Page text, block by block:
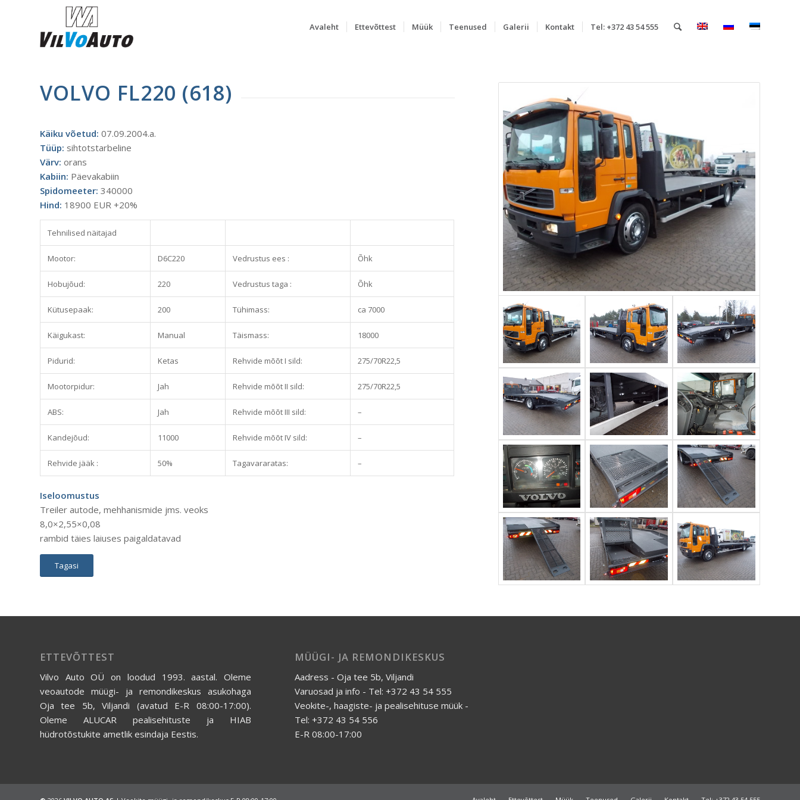
Avaleht Ettevõttest Müük Teenused Galerii Kontakt Tel: +372 43 54 555
VOLVO FL220 (618)
Käiku võetud: 07.09.2004.a.
Tüüp: sihtotstarbeline
Värv: orans
Kabiin: Päevakabiin
Spidomeeter: 340000
Hind: 18900 EUR +20%
Tehnilised näitajad
Mootor: D6C220 Vedrustus ees : Õhk
Hobujõud: 220 Vedrustus taga : Õhk
Kütusepaak: 200 Tühimass: ca 7000
Käigukast: Manual Täismass: 18000
Pidurid: Ketas Rehvide mõõt I sild: 275/70R22,5
Mootorpidur: Jah Rehvide mõõt II sild: 275/70R22,5
ABS: Jah Rehvide mõõt III sild: –
Kandejõud: 11000 Rehvide mõõt IV sild: –
Rehvide jääk : 50% Tagavararatas: –
Iseloomustus
Treiler autode, mehhanismide jms. veoks
8,0×2,55×0,08
rambid täies laiuses paigaldatavad
Tagasi
ETTEVÕTTEST
Vilvo Auto OÜ on loodud 1993. aastal. Oleme
veoautode müügi- ja remondikeskus asukohaga
Oja tee 5b, Viljandi (avatud E-R 08:00-17:00).
Oleme ALUCAR pealisehituste ja HIAB
hüdrotõstukite ametlik esindaja Eestis.
MÜÜGI- JA REMONDIKESKUS
Aadress - Oja tee 5b, Viljandi
Varuosad ja info - Tel: +372 43 54 555
Veokite-, haagiste- ja pealisehituse müük -
Tel: +372 43 54 556
E-R 08:00-17:00